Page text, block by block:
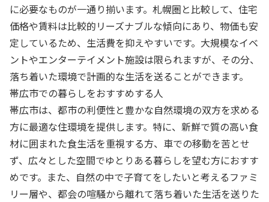
に必要なものが一通り揃います。札幌圏と比較して、住宅
価格や賃料は比較的リーズナブルな傾向にあり、物価も安
定しているため、生活費を抑えやすいです。大規模なイベ
ントやエンターテイメント施設は限られますが、その分、
落ち着いた環境で計画的な生活を送ることができます。
帯広市での暮らしをおすすめする人
帯広市は、都市の利便性と豊かな自然環境の双方を求める
方に最適な住環境を提供します。特に、新鮮で質の高い食
材に囲まれた食生活を重視する方、車での移動を苦とせ
ず、広々とした空間でゆとりある暮らしを望む方におすす
めです。また、自然の中で子育てをしたいと考えるファミ
リー層や、都会の喧騒から離れて落ち着いた生活を送りた